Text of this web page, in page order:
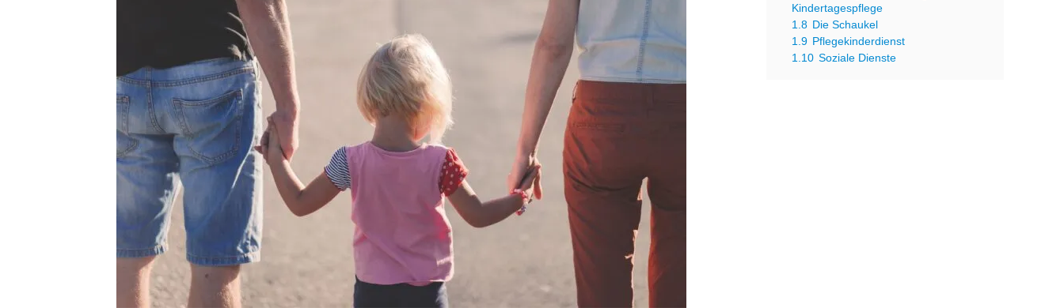
Kindertagespflege
1.8 Die Schaukel
1.9 Pflegekinderdienst
1.10 Soziale Dienste